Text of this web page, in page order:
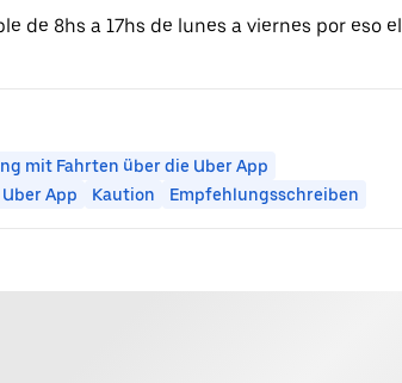
de 8hs a 17hs de lunes a viernes por eso el
mit Fahrten über die Uber App
App
Kaution Empfehlungsschreiben